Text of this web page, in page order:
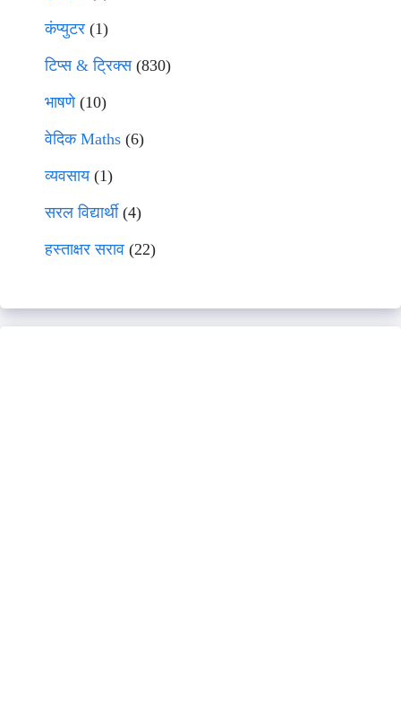
कंप्युटर (1)
टिप्स & ट्रिक्स(830)
भाषणे(10)
वेदिक Maths (6)
व्यवसाय(1)
सरल विद्यार्थी(4)
हस्ताक्षर सराव (22)